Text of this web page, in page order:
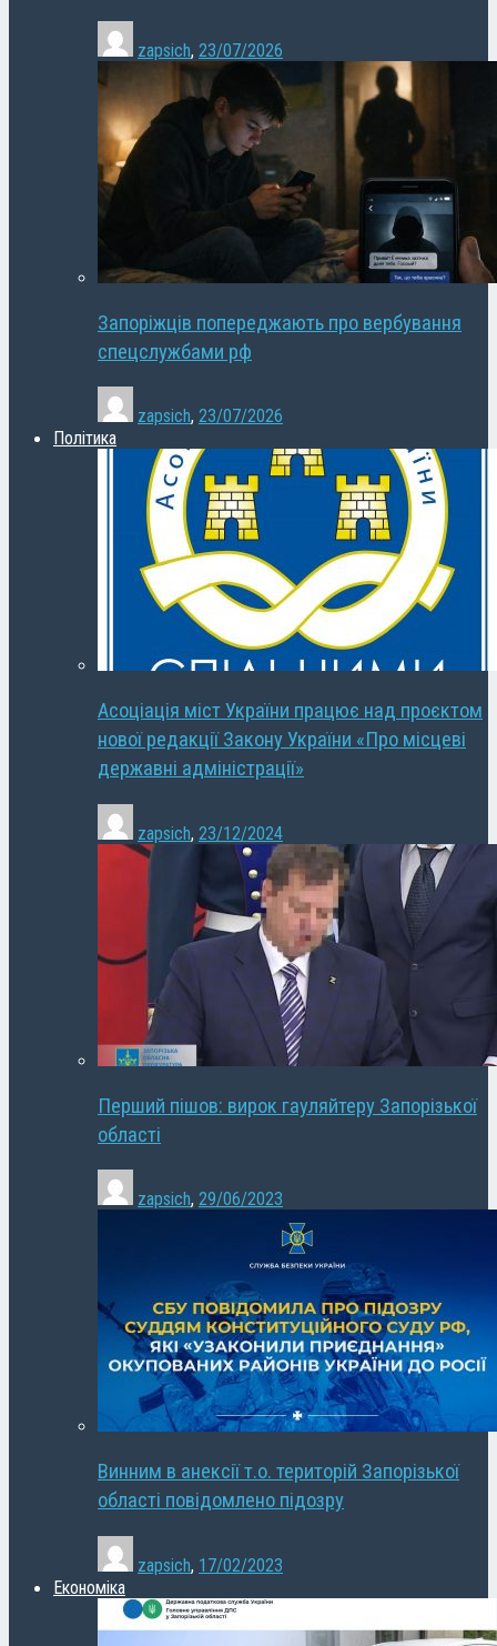
zapsich, 23/07/2026
Запоріжців попереджають про вербування
спецслужбами рф
zapsich, 23/07/2026
Політика
Асоціація міст України працює над проєктом
нової редакції Закону України «Про місцеві
державні адміністрації»
zapsich, 23/12/2024
Перший пішов: вирок гауляйтеру Запорізької
області
zapsich, 29/06/2023
Винним в анексії т.о. територій Запорізької
області повідомлено підозру
zapsich, 17/02/2023
Економіка